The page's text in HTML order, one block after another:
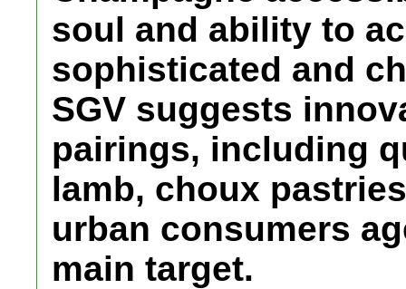
soul and ability to
sophisticated and
SGV suggests
pairings, including
lamb, choux
urban consumers
main target.